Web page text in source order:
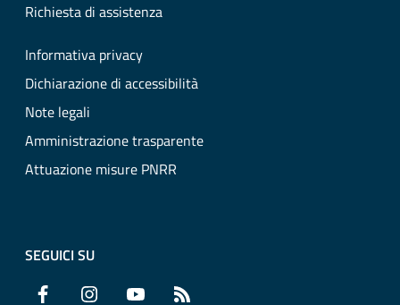
Richiesta di assistenza
Informativa privacy
Dichiarazione di accessibilità
Note legali
Amministrazione trasparente
Attuazione misure PNRR
SEGUICI SU
Facebook Instagram YouTube